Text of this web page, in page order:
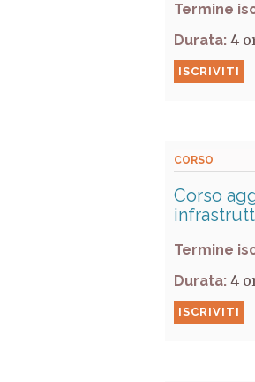
Termine
Durata: 4
ISCRIVITI
CORSO
Corso
Termine
Durata: 4
ISCRIVITI